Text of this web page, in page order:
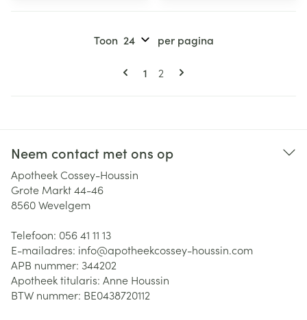
Pagina's
U lees momenteel pagina
1 Pagina
2
Toon per pagina
Neem contact met ons op
Apotheek Cossey-Houssin
Grote Markt 44-46
8560Wevelgem
Telefoon: 056 41 11 13
E-mailadres: info@apotheekcossey-houssin.com
APB nummer: 344202
Apotheek titularis: Anne Houssin
BTW nummer: BE0438720112